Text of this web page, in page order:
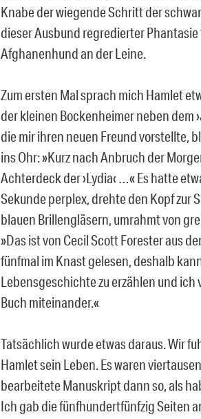
Knabe der wiegende Schritt der
dieser Ausbund regredierter
Afghanenhund an der Leine.
Zum ersten Mal sprach mich Hamlet
der kleinen Bockenheimer neben dem
die mir ihren neuen Freund vorstellte,
ins Ohr: »Kurz nach Anbruch der
Achterdeck der ›Lydia‹ …« Es hatte
Sekunde perplex, drehte den Kopf zur
blauen Brillengläsern, umrahmt von
»Das ist von Cecil Scott Forester aus
fünfmal im Knast gelesen, deshalb
Lebensgeschichte zu erzählen und
Buch miteinander.«
Tatsächlich wurde etwas daraus. Wir
Hamlet sein Leben. Es waren
bearbeitete Manuskript dann so, als
Ich gab die fünfhundertfünfzig Seiten